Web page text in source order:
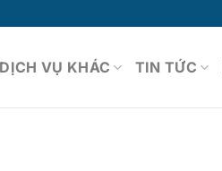
DỊCH VỤ KHÁC TIN TỨC